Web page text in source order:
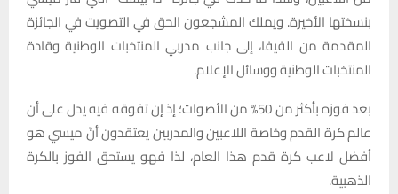
بنسختها الأخيرة. ويملك المشجعون الحق في التصويت في الجائزة
المقدمة من الفيفا، إلى جانب مدربي المنتخبات الوطنية وقادة
المنتخبات الوطنية ووسائل الإعلام.
بعد فوزه بأكثر من 50% من الأصوات؛ إذ إن تفوقه فيه يدل على أن
عالم كرة القدم وخاصة اللاعبين والمدربين يعتقدون أنّ ميسي هو
أفضل لاعب كرة قدم هذا العام، لذا فهو يستحق الفوز بالكرة
الذهبية.